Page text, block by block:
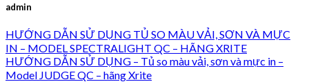
admin
HƯỚNG DẪN SỬ DỤNG TỦ SO MÀU VẢI, SƠN VÀ MỰC
IN – MODEL SPECTRALIGHT QC – HÃNG XRITE
HƯỚNG DẪN SỬ DỤNG – Tủ so màu vải, sơn và mực in –
Model JUDGE QC – hãng Xrite